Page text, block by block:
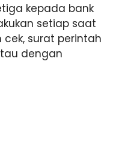
kepada bank
setiap saat
surat perintah
dengan